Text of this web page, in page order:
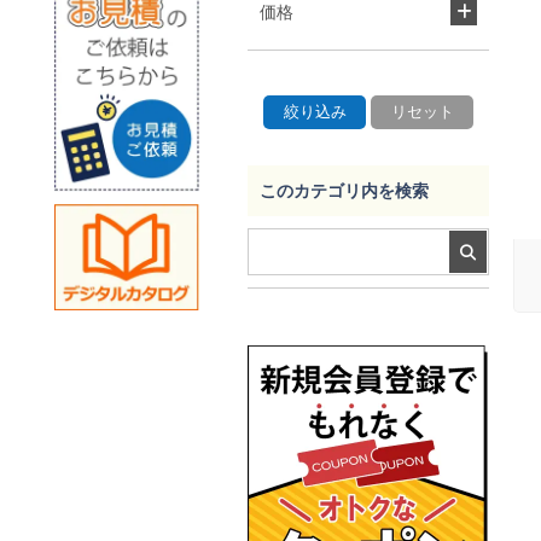
価格
このカテゴリ内を検索